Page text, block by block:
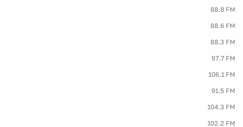
88.8 FM
88.6 FM
88.3 FM
97.7 FM
106.1 FM
91.5 FM
104.3 FM
102.2 FM